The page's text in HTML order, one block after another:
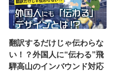
翻訳するだけじゃ伝わらな
い！？外国人に“伝わる”飛
騨高山のインバウンド対応